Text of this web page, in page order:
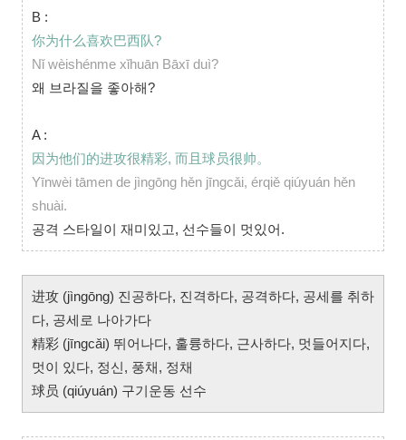
B :
你为什么喜欢巴西队?
Nǐ wèishénme xǐhuān Bāxī duì?
왜 브라질을 좋아해?
A :
因为他们的进攻很精彩, 而且球员很帅。
Yīnwèi tāmen de jìngōng hěn jīngcǎi, érqiě qiúyuán hěn
shuài.
공격 스타일이 재미있고, 선수들이 멋있어.
进攻 (jìngōng) 진공하다, 진격하다, 공격하다, 공세를 취하
다, 공세로 나아가다
精彩 (jīngcǎi) 뛰어나다, 훌륭하다, 근사하다, 멋들어지다,
멋이 있다, 정신, 풍채, 정채
球员 (qiúyuán) 구기운동 선수